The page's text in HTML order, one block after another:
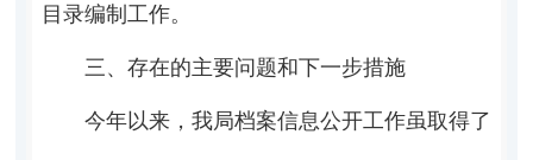
目录编制工作。
三、存在的主要问题和下一步措施
今年以来，我局档案信息公开工作虽取得了